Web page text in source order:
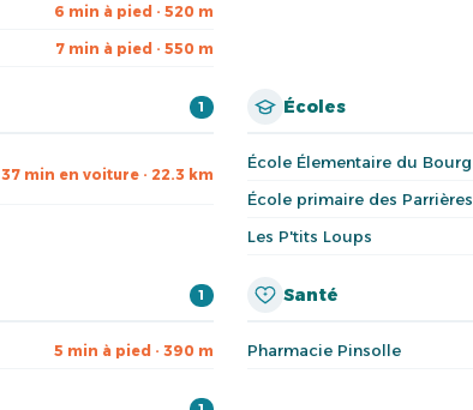
6 min à pied · 520 m
7 min à pied · 550 m
1
37 min en voiture · 22.3 km
Écoles
École Élementaire du Bourg
École primaire des Parrières
Les P'tits Loups
1
5 min à pied · 390 m
Santé
Pharmacie Pinsolle